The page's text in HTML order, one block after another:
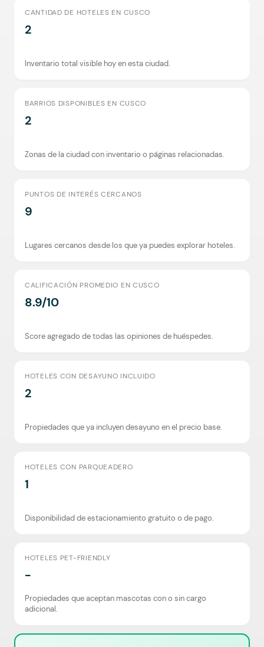
CANTIDAD DE HOTELES EN CUSCO
2
Inventario total visible hoy en esta ciudad.
BARRIOS DISPONIBLES EN CUSCO
2
Zonas de la ciudad con inventario o páginas relacionadas.
PUNTOS DE INTERÉS CERCANOS
9
Lugares cercanos desde los que ya puedes explorar hoteles.
CALIFICACIÓN PROMEDIO EN CUSCO
8.9/10
Score agregado de todas las opiniones de huéspedes.
HOTELES CON DESAYUNO INCLUIDO
2
Propiedades que ya incluyen desayuno en el precio base.
HOTELES CON PARQUEADERO
1
Disponibilidad de estacionamiento gratuito o de pago.
HOTELES PET-FRIENDLY
-
Propiedades que aceptan mascotas con o sin cargo
adicional.